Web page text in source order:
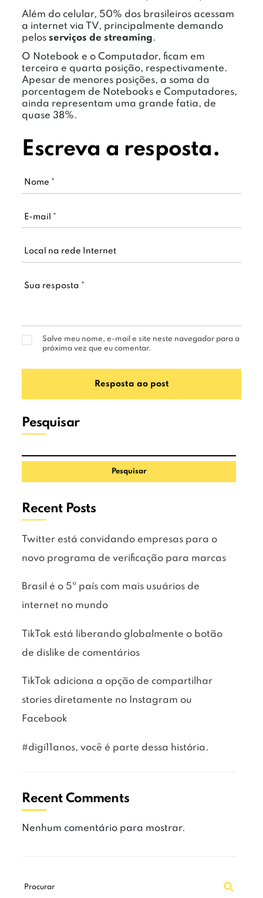
Além do celular, 50% dos brasileiros acessam
a internet via TV, principalmente demando
pelosserviços de streaming.
O Notebook e o Computador, ficam em
terceira e quarta posição, respectivamente.
Apesar de menores posições, a soma da
porcentagem de Notebooks e Computadores,
ainda representam uma grande fatia, de
quase 38%.
Escreva a resposta.
Salve meu nome, e-mail e site neste navegador para a
próxima vez que eu comentar.
Pesquisar
Pesquisar
Recent Posts
Twitter está convidando empresas para o
novo programa de verificação para marcas
Brasil é o 5º país com mais usuários de
internet no mundo
TikTok está liberando globalmente o botão
de dislike de comentários
TikTok adiciona a opção de compartilhar
stories diretamente no Instagram ou
Facebook
#digi11anos, você é parte dessa história.
Recent Comments
Nenhum comentário para mostrar.